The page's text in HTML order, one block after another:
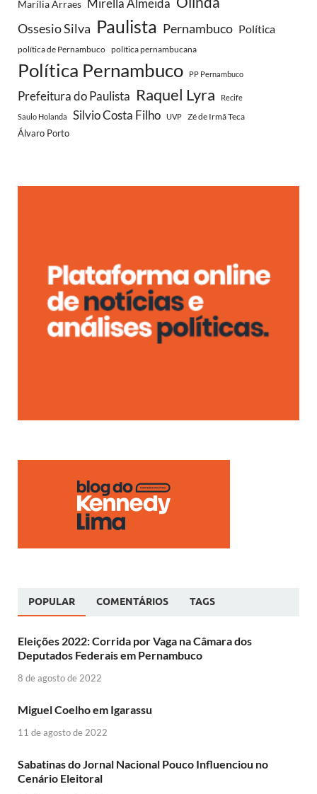
Marília Arraes Mirella Almeida
Ossesio Silva Paulista Pernambuco Política
política de Pernambuco política pernambucana
Política Pernambuco PP Pernambuco
Prefeitura do Paulista Raquel Lyra Recife
Saulo Holanda Silvio Costa Filho UVP Zé de Irmã Teca
Álvaro Porto
POPULAR COMENTÁRIOS TAGS
Eleições 2022: Corrida por Vaga na Câmara dos
Deputados Federais em Pernambuco
8 de agosto de 2022
Miguel Coelho em Igarassu
11 de agosto de 2022
Sabatinas do Jornal Nacional Pouco Influenciou no
Cenário Eleitoral